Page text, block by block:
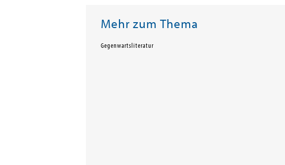
Mehr zum Thema
Gegenwartsliteratur